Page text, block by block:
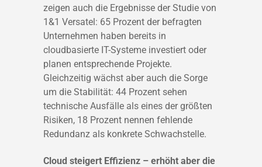
zeigen auch die Ergebnisse der Studie von
1&1 Versatel: 65 Prozent der befragten
Unternehmen haben bereits in
cloudbasierte IT-Systeme investiert oder
planen entsprechende Projekte.
Gleichzeitig wächst aber auch die Sorge
um die Stabilität: 44 Prozent sehen
technische Ausfälle als eines der größten
Risiken, 18 Prozent nennen fehlende
Redundanz als konkrete Schwachstelle.
Cloud steigert Effizienz – erhöht aber die